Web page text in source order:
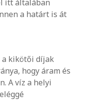
itt általában
a határt is át
a kikötői díjak
hogy áram és
A víz a helyi